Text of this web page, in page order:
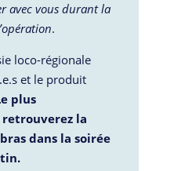
avec vous durant la
.
loco-régionale
et le produit
plus
la
dans la soirée